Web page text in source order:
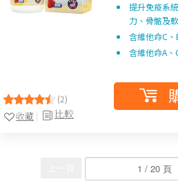
(2)
比較
收藏
提升免疫系
力、骨骼及
含維他命C
含維他命A